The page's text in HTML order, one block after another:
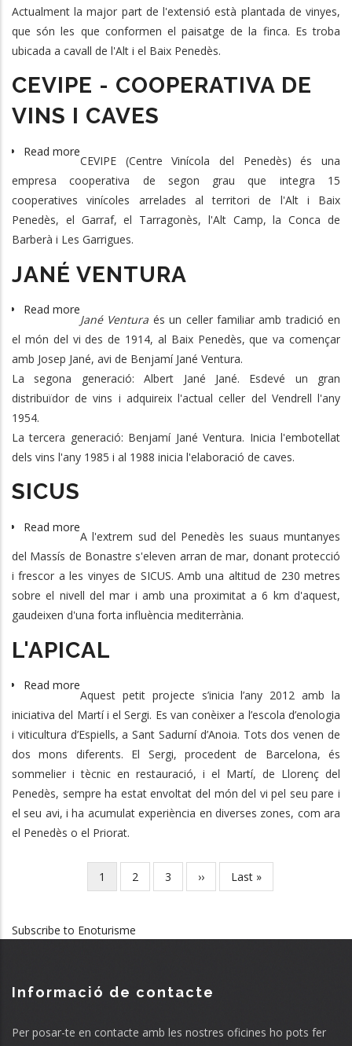
Actualment la major part de l'extensió està plantada de vinyes,
que són les que conformen el paisatge de la finca. Es troba
ubicada a cavall de l'Alt i el Baix Penedès.
CEVIPE - COOPERATIVA DE
VINS I CAVES
Read more
I
CEVIPE (Centre Vinícola del Penedès) és una
empresa cooperativa de segon grau que integra 15
cooperatives vinícoles arrelades al territori de l'Alt i Baix
Penedès, el Garraf, el Tarragonès, l'Alt Camp, la Conca de
Barberà i Les Garrigues.
JANÉ VENTURA
Read more
JANÉ
Jané Ventura és un celler familiar amb tradició en
el món del vi des de 1914, al Baix Penedès, que va començar
amb Josep Jané, avi de Benjamí Jané Ventura.
La segona generació: Albert Jané Jané. Esdevé un gran
distribuïdor de vins i adquireix l'actual celler del Vendrell l'any
1954.
La tercera generació: Benjamí Jané Ventura. Inicia l'embotellat
dels vins l'any 1985 i al 1988 inicia l'elaboració de caves.
SICUS
Read more
A l'extrem sud del Penedès les suaus muntanyes
del Massís de Bonastre s'eleven arran de mar, donant protecció
i frescor a les vinyes de SICUS. Amb una altitud de 230 metres
sobre el nivell del mar i amb una proximitat a 6 km d'aquest,
gaudeixen d'una forta influència mediterrània.
L'APICAL
Read more
L'APICAL
Aquest petit projecte s’inicia l’any 2012 amb la
iniciativa del Martí i el Sergi. Es van conèixer a l’escola d’enologia
i viticultura d’Espiells, a Sant Sadurní d’Anoia. Tots dos venen de
dos mons diferents. El Sergi, procedent de Barcelona, és
sommelier i tècnic en restauració, i el Martí, de Llorenç del
Penedès, sempre ha estat envoltat del món del vi pel seu pare i
el seu avi, i ha acumulat experiència en diverses zones, com ara
el Penedès o el Priorat.
Current
page
1 Page
2 Page
3
Next
page
››
Last
page
Last »
Subscribe to Enoturisme
Informació de contacte
Per posar-te en contacte amb les nostres oficines ho pots fer